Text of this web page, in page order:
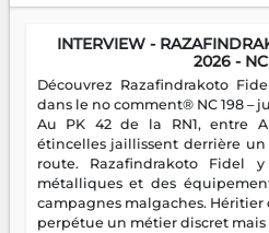
INTERVIEW -
2026 -
Découvrez Razafindrakoto
dans le no comment® NC 198 –
Au PK 42 de la RN1, entre
étincelles jaillissent derrière
route. Razafindrakoto Fidel
métalliques et des
campagnes malgaches.
perpétue un métier discret mais